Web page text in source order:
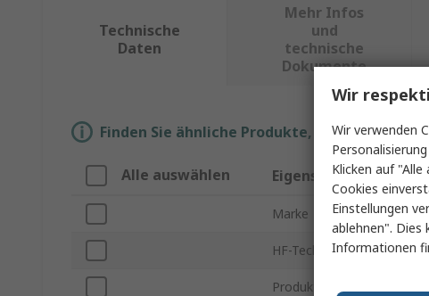
Technische
Daten
Mehr Infos
und
technische
Dokumente
Finden Sie ähnliche Produkte, indem Sie ein
Alle auswählen Eigenschaft
Marke
HF-Technologie
Produkt Typ
Wir
Wir verwenden
Klicken auf
Cookies
Einstellungen
ablehnen". Dies
Informationen